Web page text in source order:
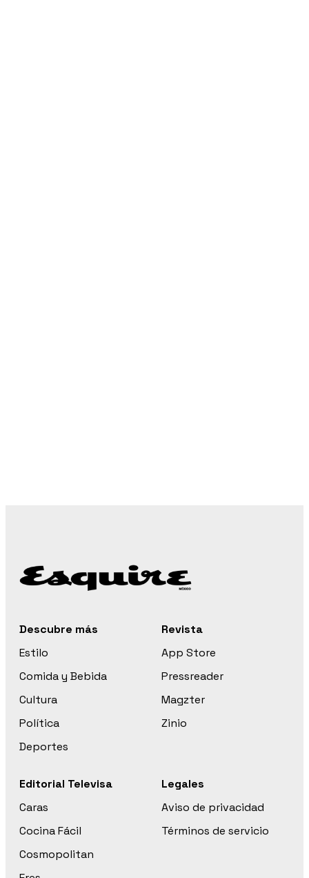
Descubre más
Estilo
Comida y Bebida
Cultura
Política
Deportes
Revista
App Store
Pressreader
Magzter
Zinio
Editorial Televisa
Caras
Cocina Fácil
Cosmopolitan
Legales
Aviso de privacidad
Términos de servicio